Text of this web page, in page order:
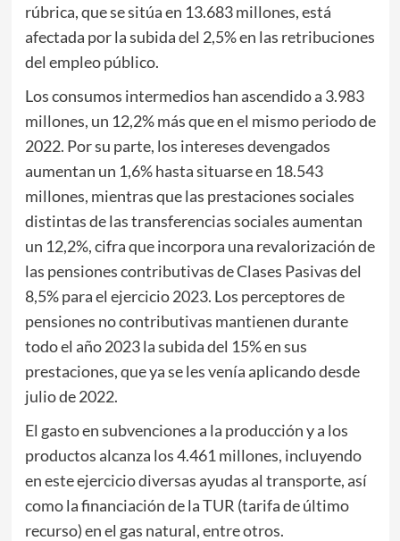
rúbrica, que se sitúa en 13.683 millones, está
afectada por la subida del 2,5% en las retribuciones
del empleo público.
Los consumos intermedios han ascendido a 3.983
millones, un 12,2% más que en el mismo periodo de
2022. Por su parte, los intereses devengados
aumentan un 1,6% hasta situarse en 18.543
millones, mientras que las prestaciones sociales
distintas de las transferencias sociales aumentan
un 12,2%, cifra que incorpora una revalorización de
las pensiones contributivas de Clases Pasivas del
8,5% para el ejercicio 2023. Los perceptores de
pensiones no contributivas mantienen durante
todo el año 2023 la subida del 15% en sus
prestaciones, que ya se les venía aplicando desde
julio de 2022.
El gasto en subvenciones a la producción y a los
productos alcanza los 4.461 millones, incluyendo
en este ejercicio diversas ayudas al transporte, así
como la financiación de la TUR (tarifa de último
recurso) en el gas natural, entre otros.